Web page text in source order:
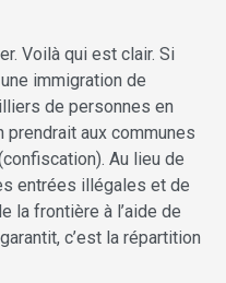
Voilà qui est clair. Si
immigration de
de personnes en
aux communes
Au lieu de
entrées illégales et de
la frontière à l’aide de
c’est la répartition